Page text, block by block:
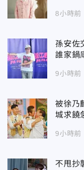
8小時前
孫安佐
誰家鍋
9小時前
被徐乃
城求饒
9小時前
不甩抄